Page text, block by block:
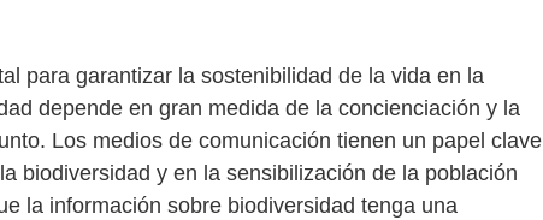
para garantizar la sostenibilidad de la vida en la
depende en gran medida de la concienciación y la
Los medios de comunicación tienen un papel clave
biodiversidad y en la sensibilización de la población
la información sobre biodiversidad tenga una